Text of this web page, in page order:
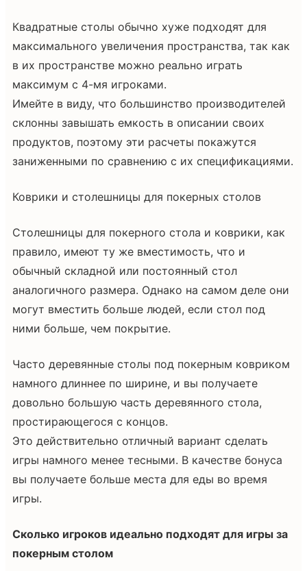
Квадратные столы обычно хуже подходят для
максимального увеличения пространства, так как
в их пространстве можно реально играть
максимум с 4-мя игроками.
Имейте в виду, что большинство производителей
склонны завышать емкость в описании своих
продуктов, поэтому эти расчеты покажутся
заниженными по сравнению с их спецификациями.
Коврики и столешницы для покерных столов
Столешницы для покерного стола и коврики, как
правило, имеют ту же вместимость, что и
обычный складной или постоянный стол
аналогичного размера. Однако на самом деле они
могут вместить больше людей, если стол под
ними больше, чем покрытие.
Часто деревянные столы под покерным ковриком
намного длиннее по ширине, и вы получаете
довольно большую часть деревянного стола,
простирающегося с концов.
Это действительно отличный вариант сделать
игры намного менее тесными. В качестве бонуса
вы получаете больше места для еды во время
игры.
Сколько игроков идеально подходят для игры за
покерным столом